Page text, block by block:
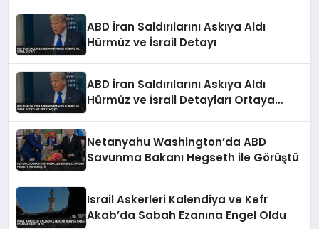
ABD İran Saldırılarını Askıya Aldı
Hürmüz ve İsrail Detayı
ABD İran Saldırılarını Askıya Aldı
Hürmüz ve İsrail Detayları Ortaya
Netanyahu Washington’da ABD
Savunma Bakanı Hegseth ile Görüştü
Israil Askerleri Kalendiya ve Kefr
Akab’da Sabah Ezanına Engel Oldu